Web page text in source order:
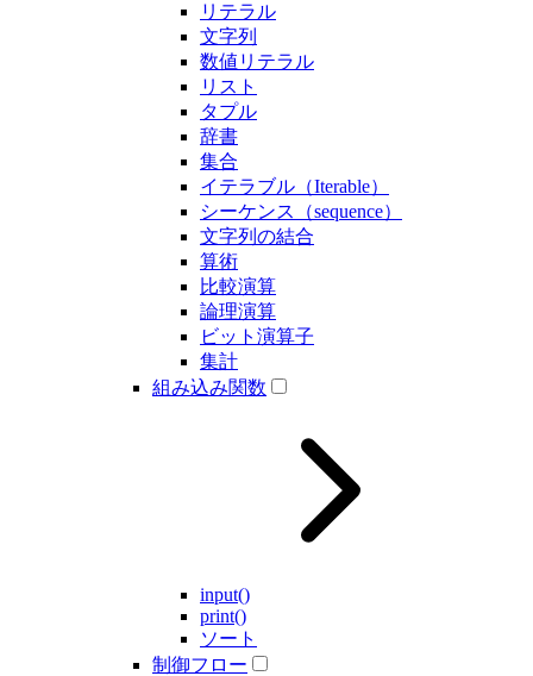
リテラル
文字列
数値リテラル
リスト
タプル
辞書
集合
イテラブル（Iterable）
シーケンス（sequence）
文字列の結合
算術
比較演算
論理演算
ビット演算子
集計
組み込み関数
input()
print()
ソート
制御フロー